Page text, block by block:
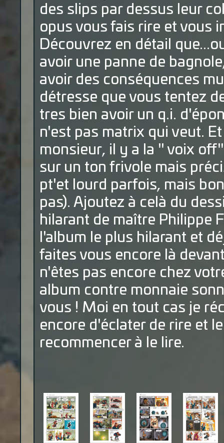
des slips par dessus leur
opus vous fais rire et vous
Découvrez en détail
avoir une panne de
avoir des conséquences
détresse que vous tentez
tres bien avoir un q.i.
n'est pas matrix qui veut.
monsieur, il y a la " voix
sur un ton frivole mais
pt'et lourd parfois, mais
pas). Ajoutez à celà du
hilarant de maître Philippe
l'album le plus hilarant et
faites vous encore là
n'êtes pas encore chez
album contre monnaie
vous ! Moi en tout cas je
encore d'éclater de rire et
recommencer à le lire.